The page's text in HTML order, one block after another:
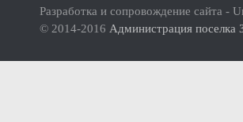
ФОРМИРОВАНИЕ
Дорожная деятельность
Правила благоустройства территории
Разработка и сопровождение сайта -
© 2014-2016 Администрация поселка